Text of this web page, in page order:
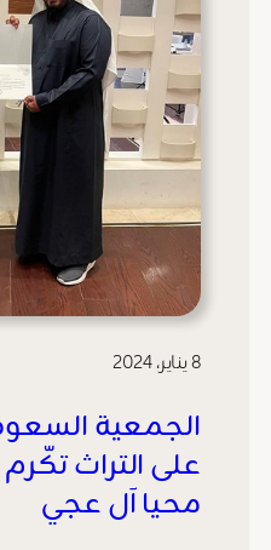
8 يناير، 2024
الجمعية
على التراث
محيا آل عجي